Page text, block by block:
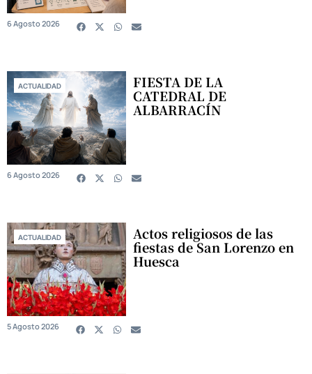
6 Agosto 2026
ACTUALIDAD FIESTA DE LA
CATEDRAL DE
ALBARRACÍN
6 Agosto 2026
ACTUALIDAD Actos religiosos de las
fiestas de San Lorenzo en
Huesca
5 Agosto 2026